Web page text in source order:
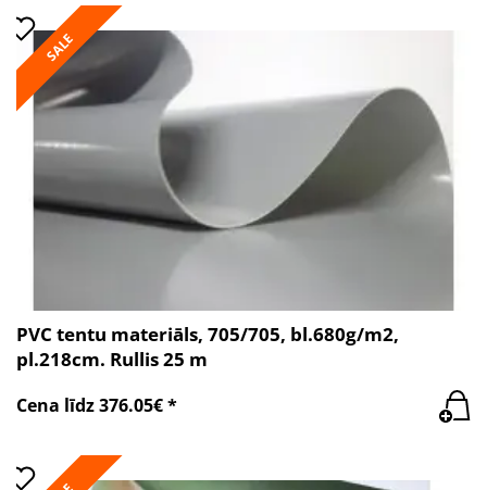
SALE
PVC tentu materiāls, 705/705, bl.680g/m2,
pl.218cm. Rullis 25 m
Cena līdz 376.05€ *